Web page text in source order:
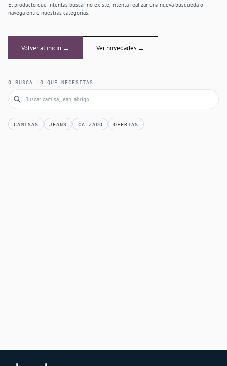
El producto que intentas buscar no existe, intenta realizar una nueva búsqueda o
navega entre nuestras categorías.
Volver al inicio → Ver novedades →
O BUSCA LO QUE NECESITAS
CAMISAS JEANS CALZADO OFERTAS